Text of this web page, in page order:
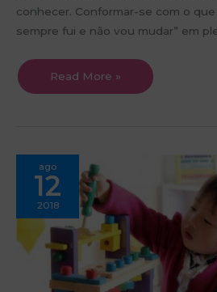
conhecer. Conformar-se com o
sempre fui e não vou mudar” em
Read More »
ago
12
2018
Idade
pré-
escolar,
como
estimular
as
crianças
nessa
fase.